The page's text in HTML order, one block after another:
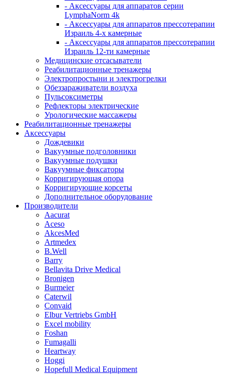
- Аксессуары для аппаратов серии
LymphaNorm 4k
- Аксессуары для аппаратов прессотерапии
Израиль 4-х камерные
- Аксессуары для аппаратов прессотерапии
Израиль 12-ти камерные
Медицинские отсасыватели
Реабилитационные тренажеры
Электропростыни и электрогрелки
Обеззараживатели воздуха
Пульсоксиметры
Рефлекторы электрические
Урологические массажеры
Реабилитационные тренажеры
Аксессуары
Дождевики
Вакуумные подголовники
Вакуумные подушки
Вакуумные фиксаторы
Корригирующая опора
Корригирующие корсеты
Дополнительное оборудование
Производители
Aacurat
Aceso
AkcesMed
Artmedex
B.Well
Barry
Bellavita Drive Medical
Bronigen
Burmeier
Caterwil
Convaid
Elbur Vertriebs GmbH
Excel mobility
Foshan
Fumagalli
Heartway
Hoggi
Hopefull Medical Equipment